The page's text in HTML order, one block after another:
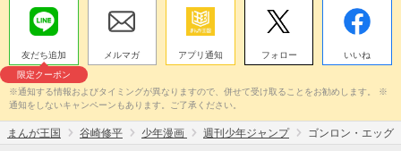
友だち追加
限定クーポン
メルマガ アプリ通知 フォロー いいね
※通知する情報およびタイミングが異なりますので、併せて受け取ることをお勧めします。 ※
通知をしないキャンペーンもあります。ご了承ください。
まんが王国 谷崎修平 少年漫画 週刊少年ジャンプ ゴンロン・エッグ